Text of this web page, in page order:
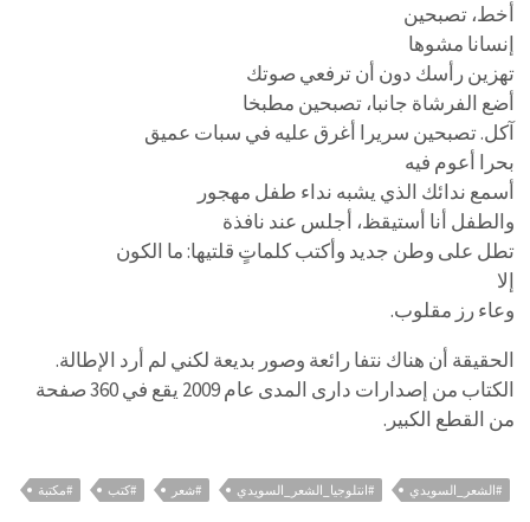
أخط، تصبحين
إنسانا مشوها
تهزين رأسك دون أن ترفعي صوتك
أضع الفرشاة جانبا، تصبحين مطبخا
آكل. تصبحين سريرا أغرق عليه في سبات عميق
بحرا أعوم فيه
أسمع ندائك الذي يشبه نداء طفل مهجور
والطفل أنا أستيقظ، أجلس عند نافذة
تطل على وطن جديد وأكتب كلماتٍ قلتيها: ما الكون
إلا
وعاء رز مقلوب.
الحقيقة أن هناك نتفا رائعة وصور بديعة لكني لم أرد الإطالة.
الكتاب من إصدارات دارى المدى عام 2009 يقع في 360 صفحة
من القطع الكبير.
#الشعر_السويدي #انتلوجيا_الشعر_السويدي #شعر #كتب #مكتبة